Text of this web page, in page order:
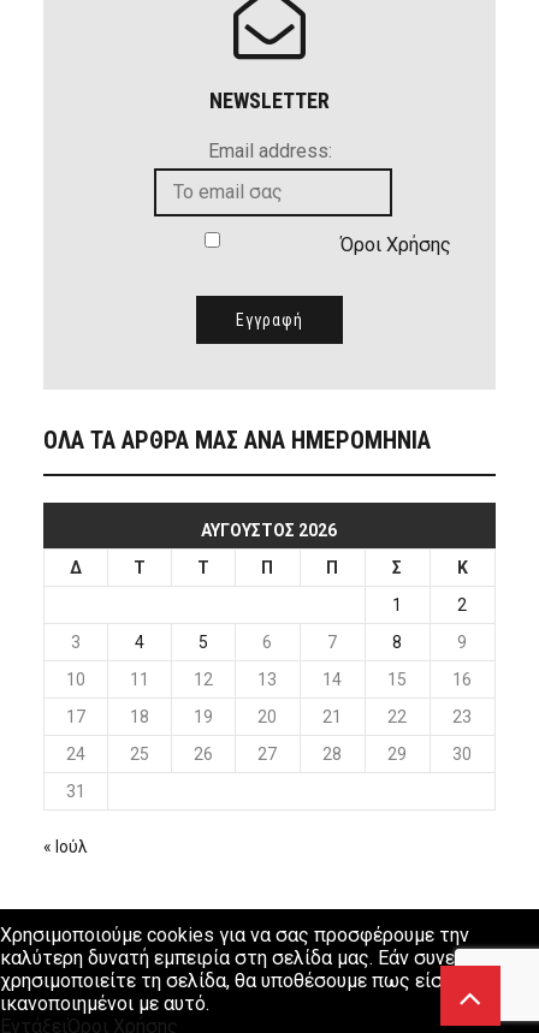
NEWSLETTER
Email address:
Όροι Χρήσης
ΟΛΑ ΤΑ ΑΡΘΡΑ ΜΑΣ ΑΝΑ ΗΜΕΡΟΜΗΝΙΑ
ΑΎΓΟΥΣΤΟΣ 2026
Δ
Τ Τ Π Π Σ
Κ
1
2
3
4 5 6 7 8
9
10
11 12 13 14 15
16
17
18 19 20 21 22
23
24
25 26 27 28 29
30
31
« Ιούλ
Χρησιμοποιούμε cookies για να σας προσφέρουμε την
καλύτερη δυνατή εμπειρία στη σελίδα μας. Εάν συνεχίσετε να
χρησιμοποιείτε τη σελίδα, θα υποθέσουμε πως είστε
ικανοποιημένοι με αυτό.
ΕντάξειΌροι Χρήσης